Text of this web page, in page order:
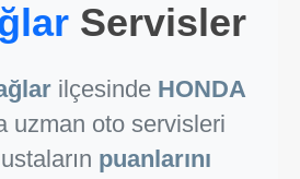
Servisler
ilçesinde HONDA
uzman oto servisleri
puanlarını